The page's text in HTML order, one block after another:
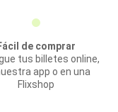
de comprar
tus billetes online,
app o en una
Flixshop